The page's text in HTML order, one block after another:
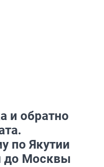
и обратно
по Якутии
до Москвы